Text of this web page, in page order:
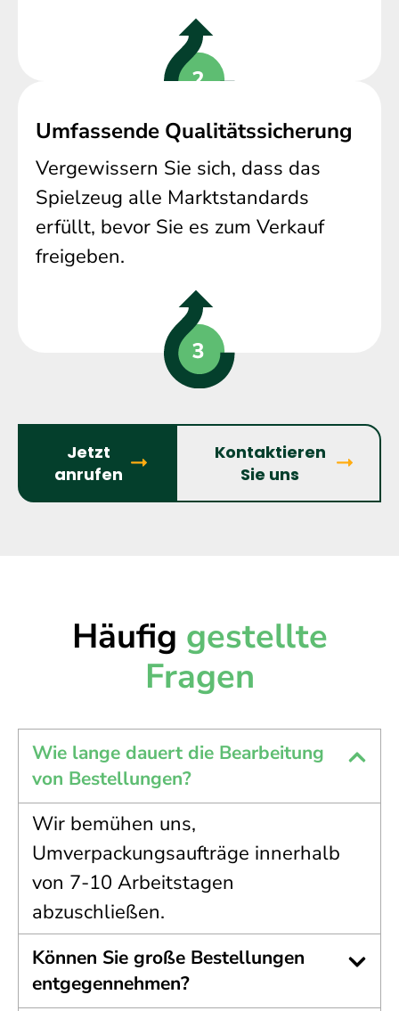
Umfassende Qualitätssicherung
Vergewissern Sie sich, dass das
Spielzeug alle Marktstandards
erfüllt, bevor Sie es zum Verkauf
freigeben.
Jetzt
anrufen
Kontaktieren
Sie uns
Häufig gestellte
Fragen
Wie lange dauert die Bearbeitung
von Bestellungen?
Wir bemühen uns,
Umverpackungsaufträge innerhalb
von 7-10 Arbeitstagen
abzuschließen.
Können Sie große Bestellungen
entgegennehmen?